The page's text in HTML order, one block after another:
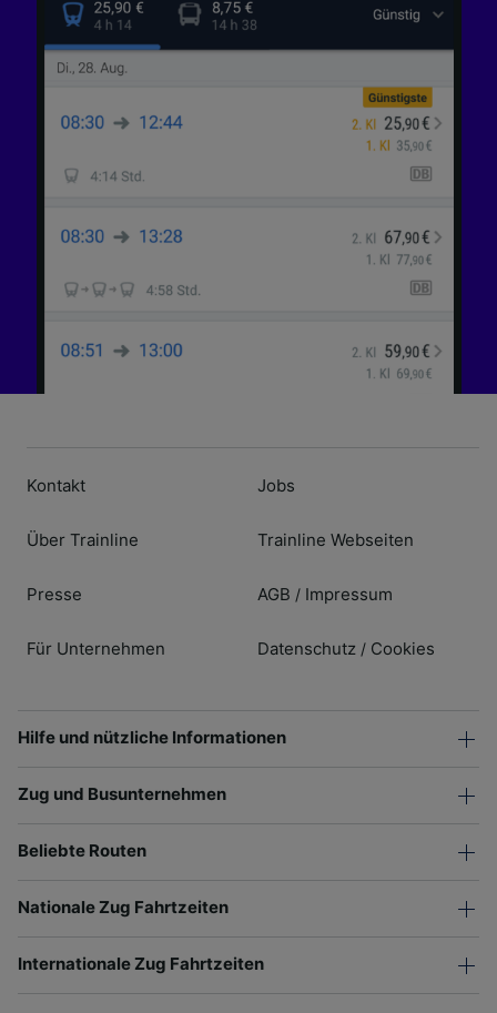
Kontakt
Über Trainline
Presse
Für Unternehmen
Jobs
Trainline Webseiten
AGB / Impressum
Datenschutz / Cookies
Hilfe und nützliche Informationen
Zug und Busunternehmen
Beliebte Routen
Nationale Zug Fahrtzeiten
Internationale Zug Fahrtzeiten